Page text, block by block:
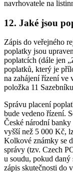
navrhovatele na
12. Jaké jsou
Zápis do veřejného
poplatky jsou
poplatcích (dále jen
poplatků, který je
na zahájení řízení ve
položka 11
Správu placení
bude vedeno řízení.
České národní
vyšší než 5 000 Kč,
Kolkové známky se
správy (tzv. Czech
u soudu, pokud
zápis skutečnosti do